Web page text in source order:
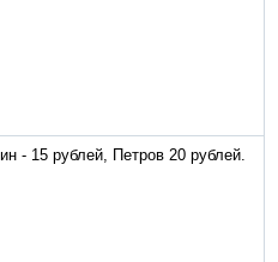
- 15 рублей, Петров 20 рублей.